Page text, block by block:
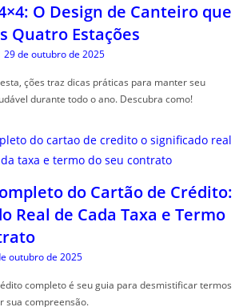
O Design de Canteiro que
Quatro Estações
29 de outubro de 2025
ções traz dicas práticas para manter seu
durante todo o ano. Descubra como!
do Cartão de Crédito:
Real de Cada Taxa e Termo
outubro de 2025
completo é seu guia para desmistificar termos
sua compreensão.